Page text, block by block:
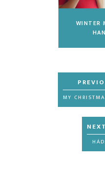
WINTER
MY